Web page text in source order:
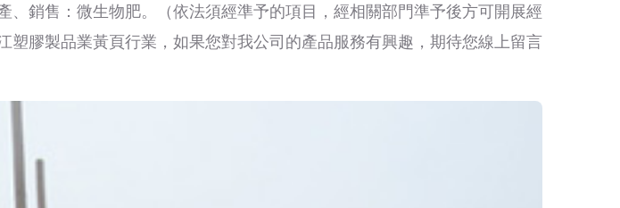
銷售：微生物肥。（依法須經準予的項目，經相關部門準予後方可開展經
膠製品業黃頁行業，如果您對我公司的產品服務有興趣，期待您線上留言